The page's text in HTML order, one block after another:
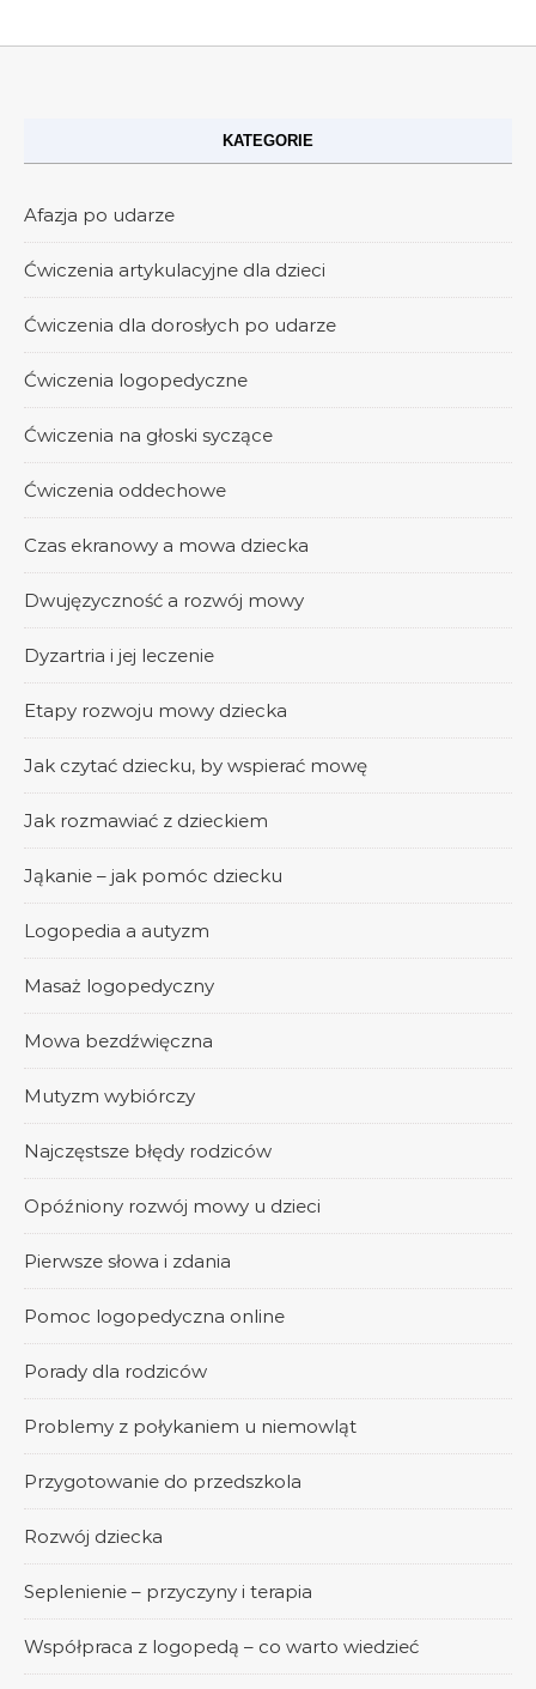
KATEGORIE
Afazja po udarze
Ćwiczenia artykulacyjne dla dzieci
Ćwiczenia dla dorosłych po udarze
Ćwiczenia logopedyczne
Ćwiczenia na głoski syczące
Ćwiczenia oddechowe
Czas ekranowy a mowa dziecka
Dwujęzyczność a rozwój mowy
Dyzartria i jej leczenie
Etapy rozwoju mowy dziecka
Jak czytać dziecku, by wspierać mowę
Jak rozmawiać z dzieckiem
Jąkanie – jak pomóc dziecku
Logopedia a autyzm
Masaż logopedyczny
Mowa bezdźwięczna
Mutyzm wybiórczy
Najczęstsze błędy rodziców
Opóźniony rozwój mowy u dzieci
Pierwsze słowa i zdania
Pomoc logopedyczna online
Porady dla rodziców
Problemy z połykaniem u niemowląt
Przygotowanie do przedszkola
Rozwój dziecka
Seplenienie – przyczyny i terapia
Współpraca z logopedą – co warto wiedzieć